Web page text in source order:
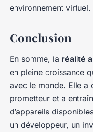
environnement virtuel.
Conclusion
En somme, la réalité
en pleine croissance
avec le monde. Elle a
prometteur et a
d’appareils
un développeur, un